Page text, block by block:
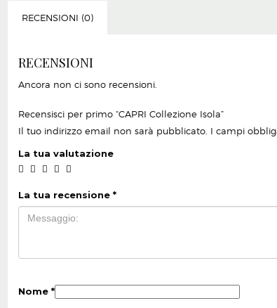
RECENSIONI (0)
RECENSIONI
Ancora non ci sono recensioni.
Recensisci per primo “CAPRI Collezione Isola”
Il tuo indirizzo email non sarà pubblicato. I campi
La tua valutazione
La tua recensione *
Nome *